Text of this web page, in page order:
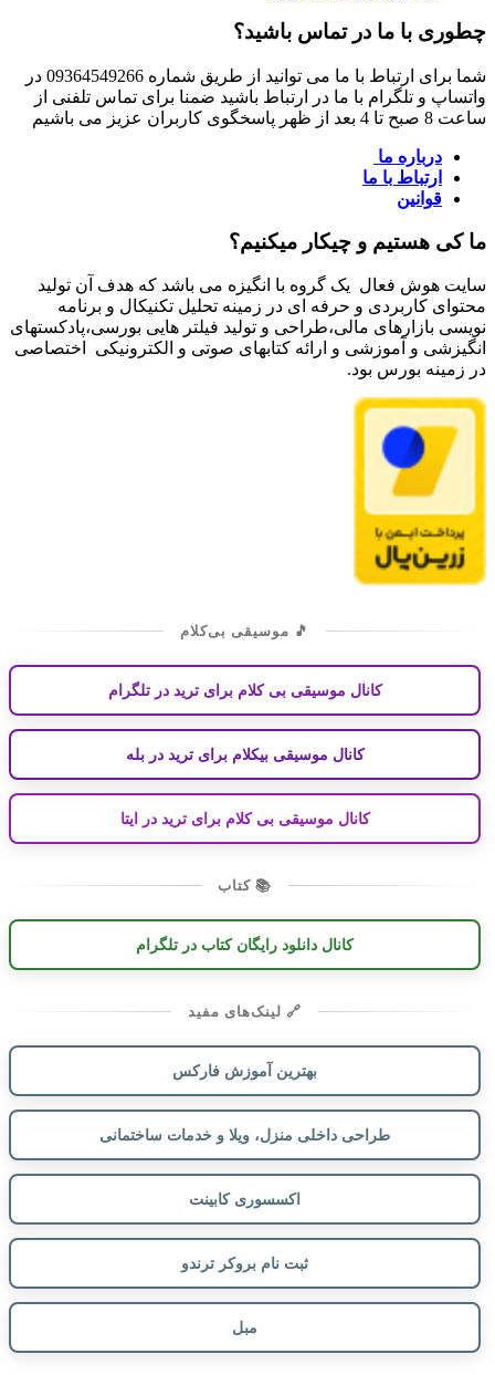
چطوری با ما در تماس باشید؟
شما برای ارتباط با ما می توانید از طریق شماره 09364549266 در
واتساپ و تلگرام با ما در ارتباط باشید ضمنا برای تماس تلفنی از
ساعت 8 صبح تا 4 بعد از ظهر پاسخگوی کاربران عزیز می باشیم
درباره ما
ارتباط با ما
قوانین
ما کی هستیم و چیکار میکنیم؟
سایت هوش فعال یک گروه با انگیزه می باشد که هدف آن تولید
محتوای کاربردی و حرفه ای در زمینه تحلیل تکنیکال و برنامه
نویسی بازارهای مالی،طراحی و تولید فیلتر هایی بورسی،پادکستهای
انگیزشی و آموزشی و ارائه کتابهای صوتی و الکترونیکی اختصاصی
در زمینه بورس بود.
🎵 موسیقی بی‌کلام
کانال موسیقی بی کلام برای ترید در تلگرام
کانال موسیقی بیکلام برای ترید در بله
کانال موسیقی بی کلام برای ترید در ایتا
📚 کتاب
کانال دانلود رایگان کتاب در تلگرام
🔗 لینک‌های مفید
بهترین آموزش فارکس
طراحی داخلی منزل، ویلا و خدمات ساختمانی
اکسسوری کابینت
ثبت نام بروکر ترندو
مبل